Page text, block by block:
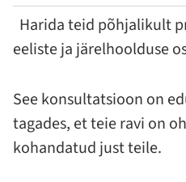
Harida teid põhjalikult
eeliste ja järelhoolduse
See konsultatsioon on
tagades, et teie ravi on
kohandatud just teile.